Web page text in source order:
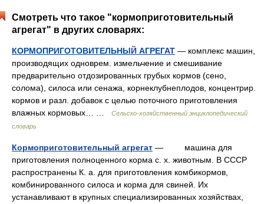
Смотреть что такое "кормоприготовительный
агрегат" в других словарях:
КОРМОПРИГОТОВИТЕЛЬНЫЙ АГРЕГАТ — комплекс машин,
производящих одноврем. измельчение и смешивание
предварительно отдозированных грубых кормов (сено,
солома), силоса или сенажа, корнеклубнеплодов, концентрир.
кормов и разл. добавок с целью поточного приготовления
влажных кормовых… …
Сельско-хозяйственный энциклопедический
словарь
Кормоприготовительный агрегат — машина для
приготовления полноценного корма с. х. животным. В СССР
распространены К. а. для приготовления комбикормов,
комбинированного силоса и корма для свиней. Их
устанавливают в крупных специализированных хозяйствах,